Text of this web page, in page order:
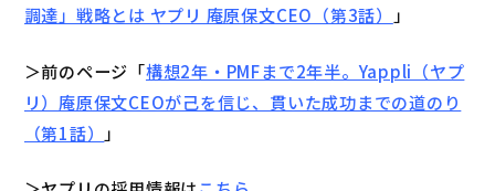
調達」戦略とは ヤプリ 庵原保文CEO（第3話）
」
＞前のページ「構想2年・PMFまで2年半。Yappli（ヤプ
リ）庵原保文CEOが己を信じ、貫いた成功までの道のり
（第1話）
」